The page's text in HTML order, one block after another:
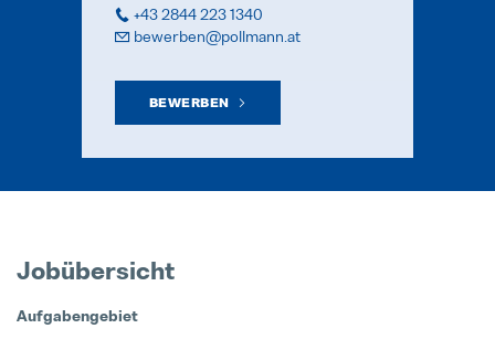
Vollzeit
Jede Biene zählt
+43 2844 223 1340
bewerben@pollmann.at
BEWERBEN
Jobübersicht
Aufgabengebiet